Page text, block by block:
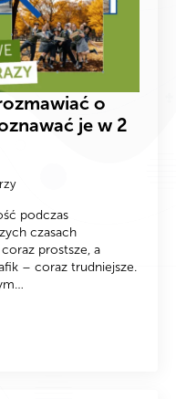
o
je w 2
podczas
czasach
prostsze, a
– coraz trudniejsze.